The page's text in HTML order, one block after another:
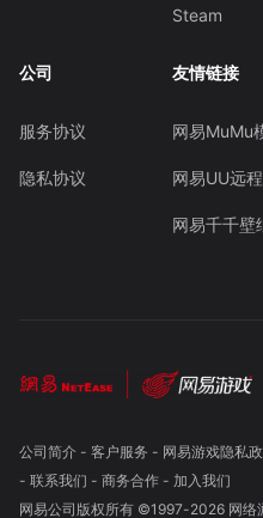
Steam
公司
服务协议
隐私协议
友情链接
网易MuMu
网易UU远程
网易千千壁
公司简介- 客户服务 - 网易游戏隐私
- 联系我们 - 商务合作- 加入我们
网易公司版权所有 ©1997-2026 网络